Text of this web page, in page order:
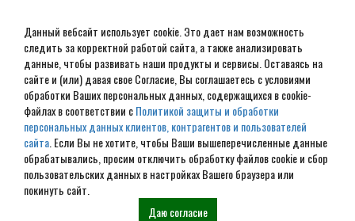
Данный вебсайт использует cookie. Это дает нам возможность
следить за корректной работой сайта, а также анализировать
данные, чтобы развивать наши продукты и сервисы. Оставаясь на
сайте и (или) давая свое Согласие, Вы соглашаетесь с условиями
обработки Ваших персональных данных, содержащихся в cookie-
файлах в соответствии сПолитикой защиты и обработки
персональных данных клиентов, контрагентов и пользователей
сайта . Если Вы не хотите, чтобы Ваши вышеперечисленные данные
обрабатывались, просим отключить обработку файлов cookie и сбор
пользовательских данных в настройках Вашего браузера или
покинуть сайт.
Даю согласие
Строительство домов под
усадку в Новоросийске
Наши проекты